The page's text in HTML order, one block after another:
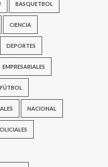
BASQUETBOL
CIENCIA
DEPORTES
EMPRESARIALES
FÚTBOL
NACIONAL